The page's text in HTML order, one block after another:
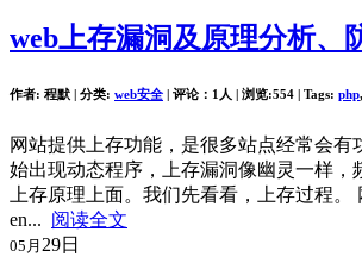
web上存漏洞及原理分析、
作者: 程默 | 分类: web安全 | 评论：1人 | 浏览:554 | Tags: php,
网站提供上存功能，是很多站点经常会
始出现动态程序，上存漏洞像幽灵一样
上存原理上面。我们先看看，上存过程。
en... 阅读全文
05月 29日